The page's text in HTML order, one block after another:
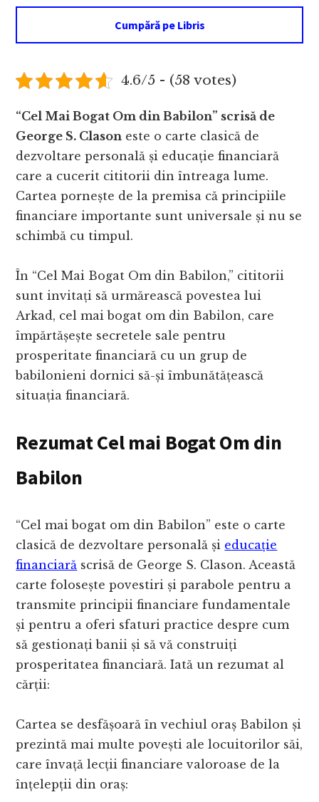
Cumpără pe Libris
4.6/5 - (58 votes)
“Cel Mai Bogat Om din Babilon” scrisă de
George S. Clason este o carte clasică de
dezvoltare personală și educație financiară
care a cucerit cititorii din întreaga lume.
Cartea pornește de la premisa că principiile
financiare importante sunt universale și nu se
schimbă cu timpul.
În “Cel Mai Bogat Om din Babilon,” cititorii
sunt invitați să urmărească povestea lui
Arkad, cel mai bogat om din Babilon, care
împărtășește secretele sale pentru
prosperitate financiară cu un grup de
babilonieni dornici să-și îmbunătățească
situația financiară.
Rezumat Cel mai Bogat Om din
Babilon
“Cel mai bogat om din Babilon” este o carte
clasică de dezvoltare personală și educație
financiară scrisă de George S. Clason. Această
carte folosește povestiri și parabole pentru a
transmite principii financiare fundamentale
și pentru a oferi sfaturi practice despre cum
să gestionați banii și să vă construiți
prosperitatea financiară. Iată un rezumat al
cărții:
Cartea se desfășoară în vechiul oraș Babilon și
prezintă mai multe povești ale locuitorilor săi,
care învață lecții financiare valoroase de la
înțelepții din oraș: